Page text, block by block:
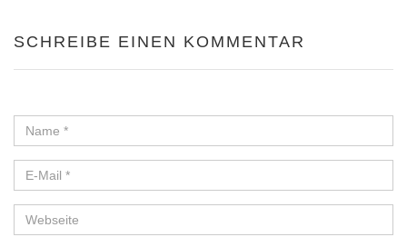
SCHREIBE EINEN KOMMENTAR